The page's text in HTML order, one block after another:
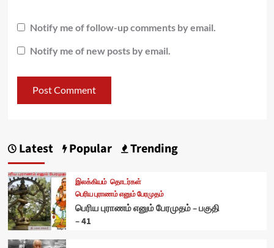
Notify me of follow-up comments by email.
Notify me of new posts by email.
Latest Popular Trending
இலக்கியம் தொடர்கள்
பெரிய புராணம் எனும் பேரமுதம்
பெரிய புராணம் எனும் பேரமுதம் – பகுதி
– 41